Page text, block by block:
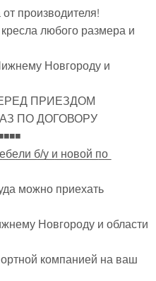
производителя!
любого размера и
Новгороду и
ПРИЕЗДОМ
ПО ДОГОВОРУ
̲б̲/̲у̲ ̲и̲ ̲н̲о̲в̲о̲й̲ ̲п̲о̲
можно приехать
Новгороду и области
компанией на ваш